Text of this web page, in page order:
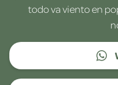
todo va viento en